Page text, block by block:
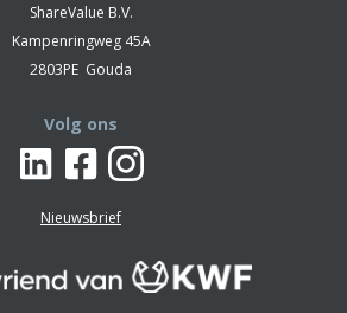
ShareValue B.V.
Kampenringweg 45A
2803PE Gouda
Volg ons
Nieuwsbrief